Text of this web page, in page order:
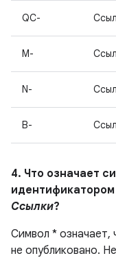
QC-
M-
N-
B-
4. Что означает
Ссылки?
Символ * означает,
не опубликовано.